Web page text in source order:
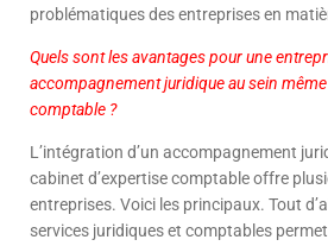
problématiques des entreprises en
Quels sont les avantages pour une
accompagnement juridique au sein même
comptable ?
L’intégration d’un accompagnement
cabinet d’expertise comptable offre
entreprises. Voici les principaux. Tout
services juridiques et comptables